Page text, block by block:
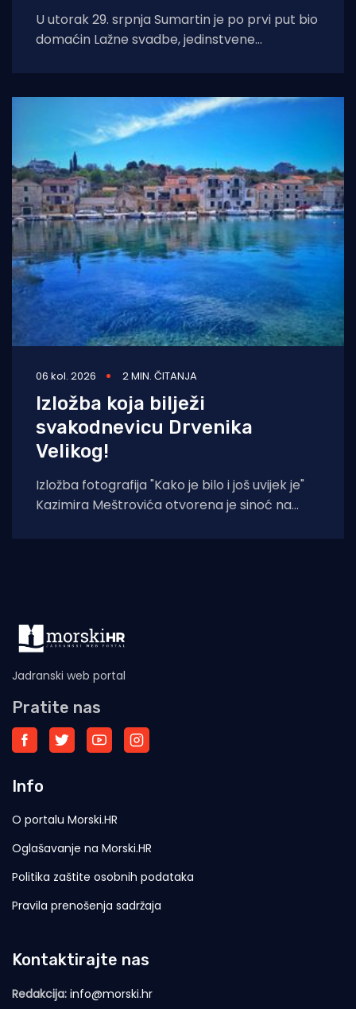
U utorak 29. srpnja Sumartin je po prvi put bio
domaćin Lažne svadbe, jedinstvene
06 kol. 2026 2 MIN. ČITANJA
Izložba koja bilježi
svakodnevicu Drvenika
Velikog!
Izložba fotografija "Kako je bilo i još uvijek je"
Kazimira Meštrovića otvorena je sinoć na
Jadranski web portal
Pratite nas
Info
O portalu Morski.HR
Oglašavanje na Morski.HR
Politika zaštite osobnih podataka
Pravila prenošenja sadržaja
Kontaktirajte nas
Redakcija: info@morski.hr